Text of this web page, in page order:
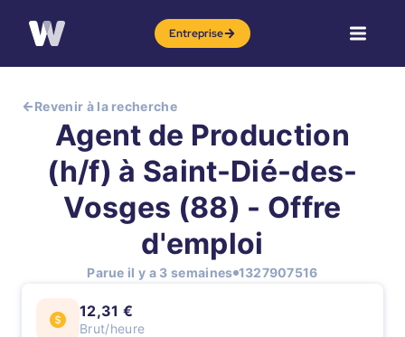
Entreprise
Revenir à la recherche
Agent de Production
(h/f) à Saint-Dié-des-
Vosges (88) - Offre
d'emploi
Parue il y a 3 semaines 1327907516
12,31 €
Brut/heure